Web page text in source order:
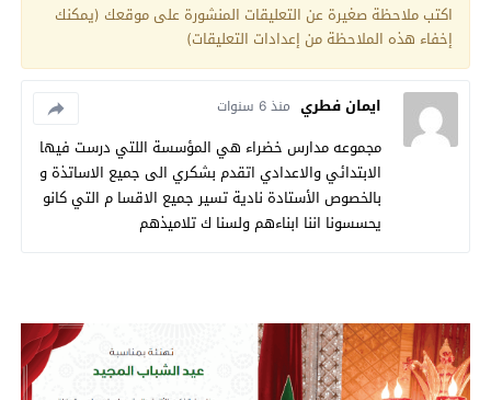
اكتب ملاحظة صغيرة عن التعليقات المنشورة على موقعك (يمكنك
إخفاء هذه الملاحظة من إعدادات التعليقات)
ايمان فطري منذ 6 سنوات
مجموعه مدارس خضراء هي المؤسسة اللتي درست فيها
الابتدائي والاعدادي اتقدم بشكري الى جميع الاساتذة و
بالخصوص الأستادة نادية تسير جميع الاقسا م التي كانو
يحسسونا اننا ابناءهم ولسنا ك تلاميذهم